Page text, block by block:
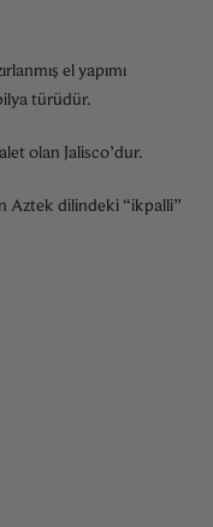
el yapımı
türüdür.
olan Jalisco’dur.
Aztek dilindeki “ikpalli”